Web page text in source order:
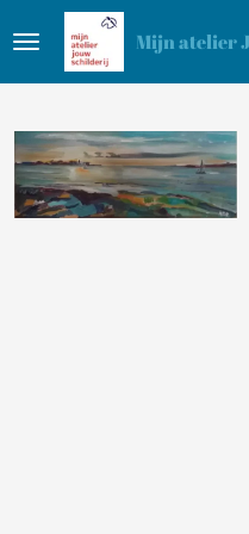
Ga
de
hoofdinhoud
Mijn atelier